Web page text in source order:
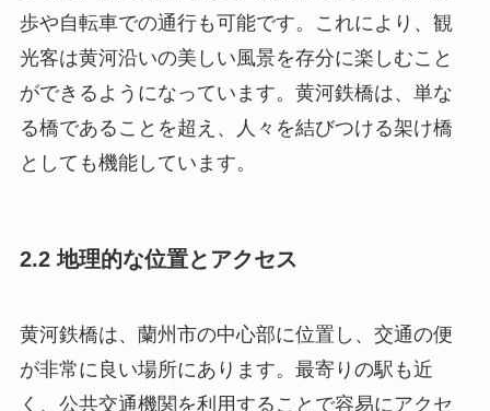
歩や自転車での通行も可能です。これにより、観
光客は黄河沿いの美しい風景を存分に楽しむこと
ができるようになっています。黄河鉄橋は、単な
る橋であることを超え、人々を結びつける架け橋
としても機能しています。
2.2 地理的な位置とアクセス
黄河鉄橋は、蘭州市の中心部に位置し、交通の便
が非常に良い場所にあります。最寄りの駅も近
く、公共交通機関を利用することで容易にアクセ